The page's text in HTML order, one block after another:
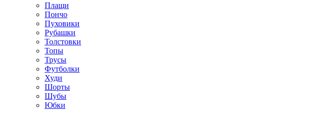
Плащи
Пончо
Пуховики
Рубашки
Толстовки
Топы
Трусы
Футболки
Худи
Шорты
Шубы
Юбки